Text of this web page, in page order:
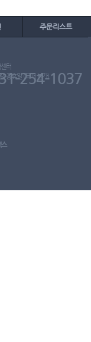
주문리스트
, 공휴일 (도매 불가)
터
254-1037
스